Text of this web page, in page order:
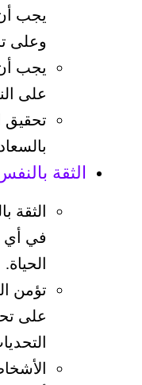
يجب
وعلى
يجب أن
على
تحقيق
الثقة
الثقة
في أي
الحياة.
تؤمن
على